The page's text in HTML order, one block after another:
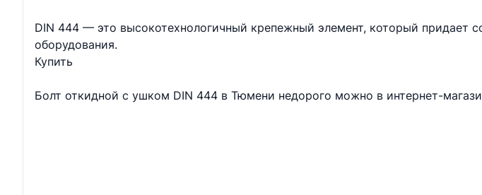
DIN 444 — это высокотехнологичный крепежный элемент, который придает
оборудования.
Купить
Болт откидной с ушком DIN 444 в Тюмени недорого можно в интернет-